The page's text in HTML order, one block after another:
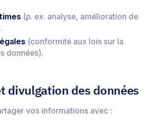
(p. ex. analyse, amélioration de
(conformité aux lois sur la
données).
divulgation des données
vos informations avec :